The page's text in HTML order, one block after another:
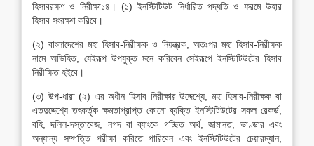
হিসাবরক্ষণ ও নিরীক্ষা১৪। (১) ইনস্টিটিউট নির্ধারিত পদ্ধতি ও ফরমে উহার
হিসাব সংরক্ষণ করিবে।
(২) বাংলাদেশের মহা হিসাব-নিরীক্ষক ও নিয়ন্ত্রক, অতঃপর মহা হিসাব-নিরীক্ষক
নামে অভিহিত, যেইরূপ উপযুক্ত মনে করিবেন সেইরূপে ইনস্টিটিউটের হিসাব
নিরীক্ষিত হইবে।
(৩) উপ-ধারা (২) এর অধীন হিসাব নিরীক্ষার উদ্দেশ্যে, মহা হিসাব-নিরীক্ষক বা
এতদুদ্দেশ্যে তৎকর্তৃক ক্ষমতাপ্রাপ্ত কোনো ব্যক্তি ইনস্টিটিউটের সকল রেকর্ড,
বহি, দলিল-দস্তাবেজ, নগদ বা ব্যাংকে গচ্ছিত অর্থ, জামানত, ভাণ্ডার এবং
অন্যান্য সম্পত্তি পরীক্ষা করিতে পারিবেন এবং ইনস্টিটিউটের চেয়ারম্যান,